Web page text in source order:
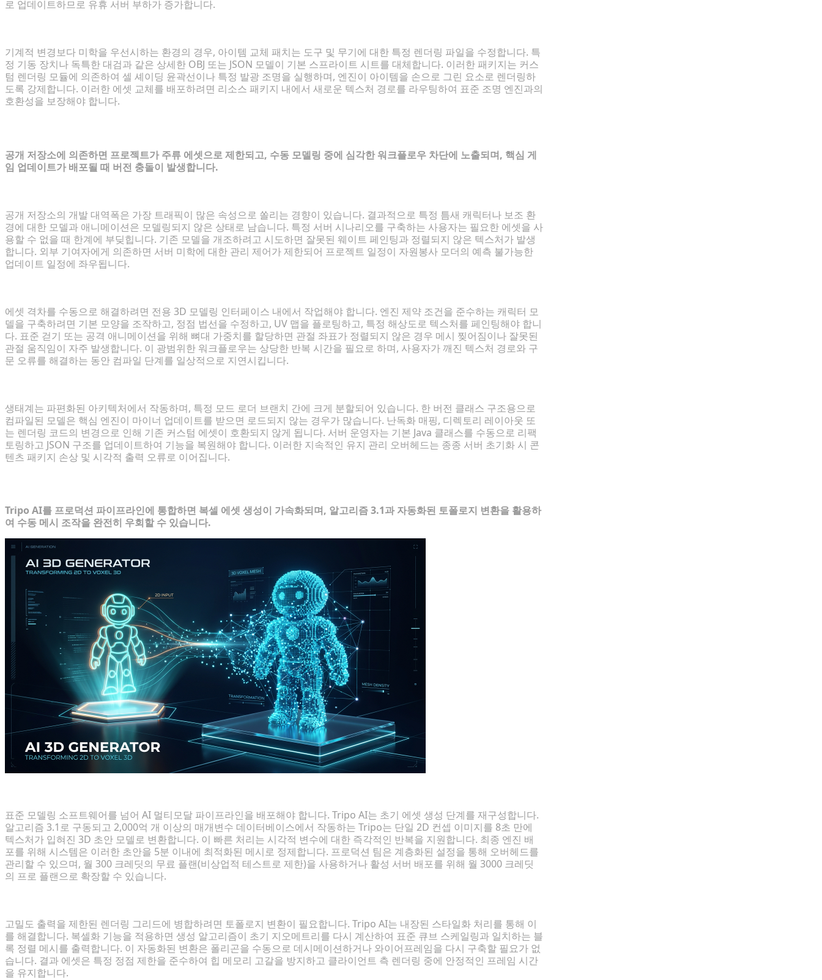
로 업데이트하므로 유휴 서버 부하가 증가합니다.
기계적 변경보다 미학을 우선시하는 환경의 경우, 아이템 교체 패치는 도구 및 무기에 대한 특정 렌더링 파일을 수정합니다. 특
정 기동 장치나 독특한 대검과 같은 상세한 OBJ 또는 JSON 모델이 기본 스프라이트 시트를 대체합니다. 이러한 패키지는 커스
텀 렌더링 모듈에 의존하여 셀 셰이딩 윤곽선이나 특정 발광 조명을 실행하며, 엔진이 아이템을 손으로 그린 요소로 렌더링하
도록 강제합니다. 이러한 에셋 교체를 배포하려면 리소스 패키지 내에서 새로운 텍스처 경로를 라우팅하여 표준 조명 엔진과의
호환성을 보장해야 합니다.
공개 저장소에 의존하면 프로젝트가 주류 에셋으로 제한되고, 수동 모델링 중에 심각한 워크플로우 차단에 노출되며, 핵심 게
임 업데이트가 배포될 때 버전 충돌이 발생합니다.
공개 저장소의 개발 대역폭은 가장 트래픽이 많은 속성으로 쏠리는 경향이 있습니다. 결과적으로 특정 틈새 캐릭터나 보조 환
경에 대한 모델과 애니메이션은 모델링되지 않은 상태로 남습니다. 특정 서버 시나리오를 구축하는 사용자는 필요한 에셋을 사
용할 수 없을 때 한계에 부딪힙니다. 기존 모델을 개조하려고 시도하면 잘못된 웨이트 페인팅과 정렬되지 않은 텍스처가 발생
합니다. 외부 기여자에게 의존하면 서버 미학에 대한 관리 제어가 제한되어 프로젝트 일정이 자원봉사 모더의 예측 불가능한
업데이트 일정에 좌우됩니다.
에셋 격차를 수동으로 해결하려면 전용 3D 모델링 인터페이스 내에서 작업해야 합니다. 엔진 제약 조건을 준수하는 캐릭터 모
델을 구축하려면 기본 모양을 조작하고, 정점 법선을 수정하고, UV 맵을 플로팅하고, 특정 해상도로 텍스처를 페인팅해야 합니
다. 표준 걷기 또는 공격 애니메이션을 위해 뼈대 가중치를 할당하면 관절 좌표가 정렬되지 않은 경우 메시 찢어짐이나 잘못된
관절 움직임이 자주 발생합니다. 이 광범위한 워크플로우는 상당한 반복 시간을 필요로 하며, 사용자가 깨진 텍스처 경로와 구
문 오류를 해결하는 동안 컴파일 단계를 일상적으로 지연시킵니다.
생태계는 파편화된 아키텍처에서 작동하며, 특정 모드 로더 브랜치 간에 크게 분할되어 있습니다. 한 버전 클래스 구조용으로
컴파일된 모델은 핵심 엔진이 마이너 업데이트를 받으면 로드되지 않는 경우가 많습니다. 난독화 매핑, 디렉토리 레이아웃 또
는 렌더링 코드의 변경으로 인해 기존 커스텀 에셋이 호환되지 않게 됩니다. 서버 운영자는 기본 Java 클래스를 수동으로 리팩
토링하고 JSON 구조를 업데이트하여 기능을 복원해야 합니다. 이러한 지속적인 유지 관리 오버헤드는 종종 서버 초기화 시 콘
텐츠 패키지 손상 및 시각적 출력 오류로 이어집니다.
Tripo AI를 프로덕션 파이프라인에 통합하면 복셀 에셋 생성이 가속화되며, 알고리즘 3.1과 자동화된 토폴로지 변환을 활용하
여 수동 메시 조작을 완전히 우회할 수 있습니다.
표준 모델링 소프트웨어를 넘어 AI 멀티모달 파이프라인을 배포해야 합니다. Tripo AI는 초기 에셋 생성 단계를 재구성합니다.
알고리즘 3.1로 구동되고 2,000억 개 이상의 매개변수 데이터베이스에서 작동하는 Tripo는 단일 2D 컨셉 이미지를 8초 만에
텍스처가 입혀진 3D 초안 모델로 변환합니다. 이 빠른 처리는 시각적 변수에 대한 즉각적인 반복을 지원합니다. 최종 엔진 배
포를 위해 시스템은 이러한 초안을 5분 이내에 최적화된 메시로 정제합니다. 프로덕션 팀은 계층화된 설정을 통해 오버헤드를
관리할 수 있으며, 월 300 크레딧의 무료 플랜(비상업적 테스트로 제한)을 사용하거나 활성 서버 배포를 위해 월 3000 크레딧
의 프로 플랜으로 확장할 수 있습니다.
고밀도 출력을 제한된 렌더링 그리드에 병합하려면 토폴로지 변환이 필요합니다. Tripo AI는 내장된 스타일화 처리를 통해 이
를 해결합니다. 복셀화 기능을 적용하면 생성 알고리즘이 초기 지오메트리를 다시 계산하여 표준 큐브 스케일링과 일치하는 블
록 정렬 메시를 출력합니다. 이 자동화된 변환은 폴리곤을 수동으로 데시메이션하거나 와이어프레임을 다시 구축할 필요가 없
습니다. 결과 에셋은 특정 정점 제한을 준수하여 힙 메모리 고갈을 방지하고 클라이언트 측 렌더링 중에 안정적인 프레임 시간
을 유지합니다.